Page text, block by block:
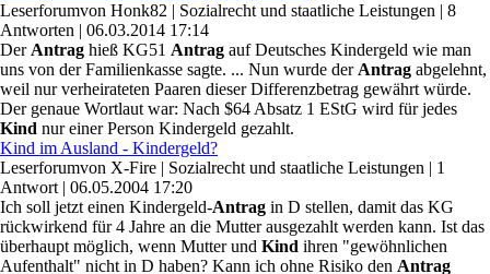
Leserforumvon Honk82 | Sozialrecht und staatliche Leistungen | 8
Antworten | 06.03.2014 17:14
Der Antrag hieß KG51 Antrag auf Deutsches Kindergeld wie man
uns von der Familienkasse sagte. ... Nun wurde der Antrag abgelehnt,
weil nur verheirateten Paaren dieser Differenzbetrag gewährt würde.
Der genaue Wortlaut war: Nach $64 Absatz 1 EStG wird für jedes
Kind nur einer Person Kindergeld gezahlt.
Kind im Ausland - Kindergeld?
Leserforumvon X-Fire | Sozialrecht und staatliche Leistungen | 1
Antwort | 06.05.2004 17:20
Ich soll jetzt einen Kindergeld-Antrag in D stellen, damit das KG
rückwirkend für 4 Jahre an die Mutter ausgezahlt werden kann. Ist das
überhaupt möglich, wenn Mutter und Kind ihren "gewöhnlichen
Aufenthalt" nicht in D haben? Kann ich ohne Risiko den Antrag